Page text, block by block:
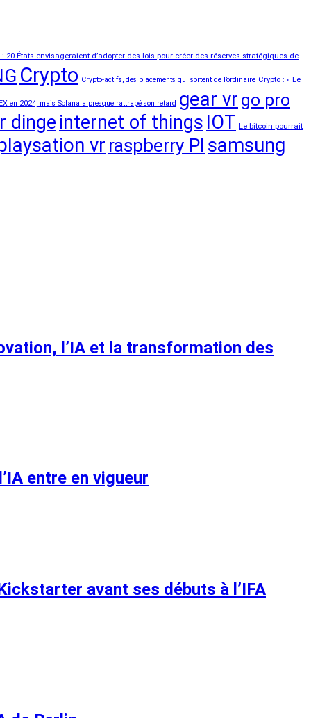
20 États envisageraient d’adopter des lois pour créer des réserves stratégiques de
Crypto Crypto-actifs, des placements qui sortent de l’ordinaire Crypto : « Le
en 2024, mais Solana a presque rattrapé son retard gear vr go pro
dinge internet of things IOT Le bitcoin pourrait
vr raspberry PI samsung
l’IA et la transformation des
entre en vigueur
avant ses débuts à l’IFA